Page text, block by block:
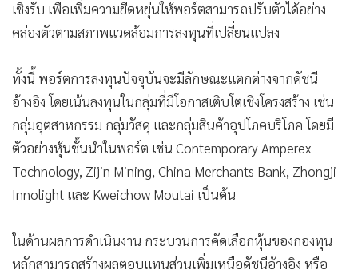
เชิงรับ เพื่อเพิ่มความยืดหยุ่นให้พอร์ตสามารถปรับตัวได้อย่าง
คล่องตัวตามสภาพแวดล้อมการลงทุนที่เปลี่ยนแปลง
ทั้งนี้ พอร์ตการลงทุนปัจจุบันจะมีลักษณะแตกต่างจากดัชนี
อ้างอิง โดยเน้นลงทุนในกลุ่มที่มีโอกาสเติบโตเชิงโครงสร้าง เช่น
กลุ่มอุตสาหกรรม กลุ่มวัสดุ และกลุ่มสินค้าอุปโภคบริโภค โดยมี
ตัวอย่างหุ้นชั้นนำในพอร์ต เช่น Contemporary Amperex
Technology, Zijin Mining, China Merchants Bank, Zhongji
Innolight และ Kweichow Moutai เป็นต้น
ในด้านผลการดำเนินงาน กระบวนการคัดเลือกหุ้นของกองทุน
หลักสามารถสร้างผลตอบแทนส่วนเพิ่มเหนือดัชนีอ้างอิง หรือ